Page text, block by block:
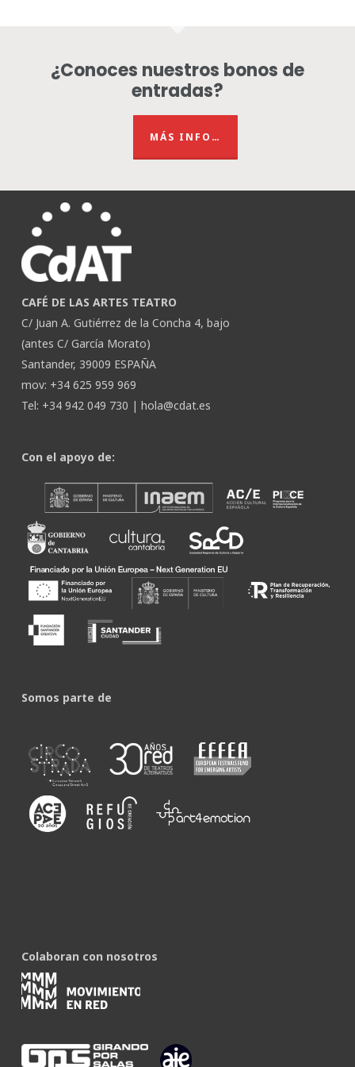
¿Conoces nuestros bonos de
entradas?
MÁS INFO…
CAFÉ DE LAS ARTES TEATRO
C/ Juan A. Gutiérrez de la Concha 4, bajo
(antes C/ García Morato)
Santander, 39009 ESPAÑA
mov: +34 625 959 969
Tel: +34 942 049 730 | hola@cdat.es
Con el apoyo de:
Somos parte de
Colaboran con nosotros